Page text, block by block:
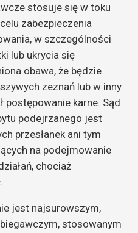
stosuje się w toku
zabezpieczenia
w szczególności
lub ukrycia się
obawa, że będzie
zeznań lub w inny
postępowanie karne. Sąd
podejrzanego jest
przesłanek ani tym
na podejmowanie
chociaż
jest najsurowszym,
stosowanym